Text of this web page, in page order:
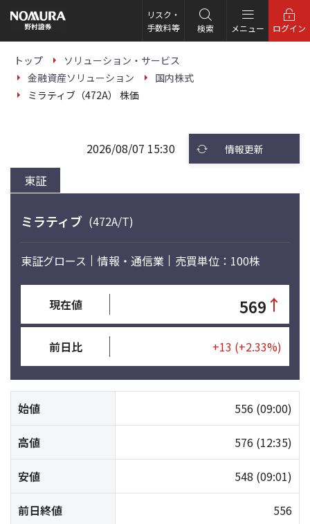
の
ー
リスク・
手数料等
検索 メニュー ログイン
トップ
ソリューション・サービス
金融資産ソリューション
国内株式
ミラティブ（472A） 株価
東証
2026/08/07 15:30 情報更新
ミラティブ (472A/T)
東証グロース 情報・通信業 売買単位：100株
現在値 569 ↑
前日比 +13 (+2.33%)
始値 556 (09:00)
高値 576 (12:35)
安値 548 (09:01)
前日終値 556